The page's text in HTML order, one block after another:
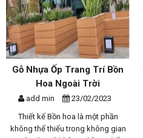
Gỗ Nhựa Ốp Trang Trí Bồn
Hoa Ngoài Trời
add min
23/02/2023
Thiết kế Bồn hoa là một phần
không thể thiếu trong không gian